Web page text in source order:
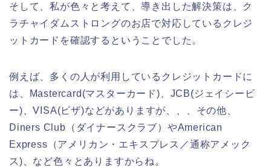
そして、私が色々と考えて、導き出した解決策は、ク
ラチャイダムストロングのお店で対応しているクレジ
ットカードを確認するということでした。
例えば、多くの人が利用しているクレジットカードに
は、Mastercard(マスターカード)、JCB(ジェイシービ
ー)、VISA(ビザ)などがありますが、、、その他、
Diners Club（ダイナースクラブ）やAmerican
Express（アメリカン・エキスプレス／通称アメック
ス)、など色々とありますからね。